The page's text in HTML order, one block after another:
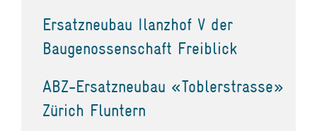
Ersatzneubau Ilanzhof V der
Baugenossenschaft Freiblick
ABZ-Ersatzneubau «Toblerstrasse»
Zürich Fluntern